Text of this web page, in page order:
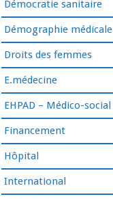
Démocratie sanitaire
Démographie médicale
Droits des femmes
E.médecine
EHPAD – Médico-social
Financement
Hôpital
International